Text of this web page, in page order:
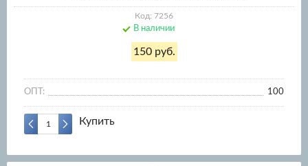
Код: 7256
В наличии
150 руб.
ОПТ: 100
Купить